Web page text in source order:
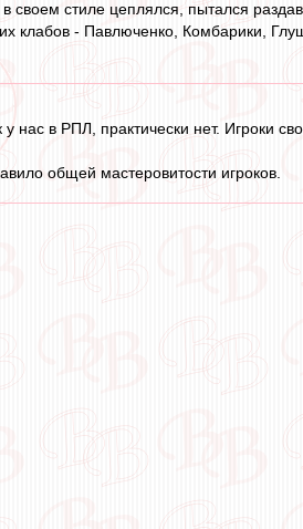
своем стиле цеплялся, пытался
клабов - Павлюченко, Комбарики,
нас в РПЛ, практически нет. Игроки
общей мастеровитости игроков.